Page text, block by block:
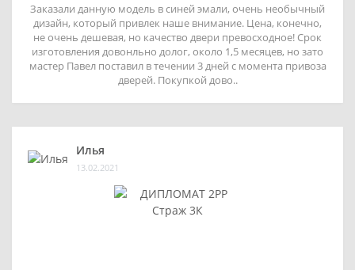
Заказали данную модель в синей эмали, очень необычный
дизайн, который привлек наше внимание. Цена, конечно,
не очень дешевая, но качество двери превосходное! Срок
изготовления довонльно долог, около 1,5 месяцев, но зато
мастер Павел поставил в течении 3 дней с момента привоза
дверей. Покупкой дово..
Илья
13.02.2021